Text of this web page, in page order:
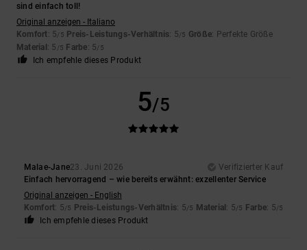
sind einfach toll!
Original anzeigen - Italiano
Komfort: 5/5 Preis-Leistungs-Verhältnis: 5/5 Größe: Perfekte Größe
Material: 5 /5 Farbe: 5/5
Ich empfehle dieses Produkt
5/5
Malae-Jane23. Juni 2026
Verifizierter Kauf
Einfach hervorragend – wie bereits erwähnt: exzellenter Service
Original anzeigen - English
Komfort: 5/5 Preis-Leistungs-Verhältnis: 5/5 Material: 5/5 Farbe: 5/5
Ich empfehle dieses Produkt